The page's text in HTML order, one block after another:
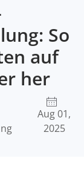
So
auf
her
Aug 01,
2025